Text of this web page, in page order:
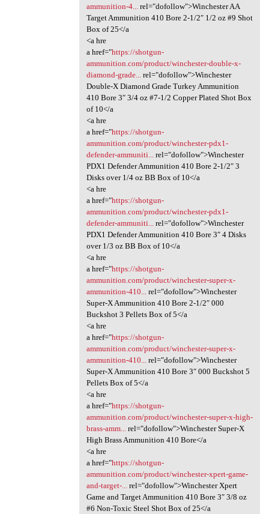
ammunition-4...rel="dofollow">Winchester AA
Target Ammunition 410 Bore 2-1/2″ 1/2 oz #9 Shot
Box of 25</a
<a hre
a href="https://shotgun-
ammunition.com/product/winchester-double-x-
diamond-grade...rel="dofollow">Winchester
Double-X Diamond Grade Turkey Ammunition
410 Bore 3″ 3/4 oz #7-1/2 Copper Plated Shot Box
of 10</a
<a hre
a href="https://shotgun-
ammunition.com/product/winchester-pdx1-
defender-ammuniti...rel="dofollow">Winchester
PDX1 Defender Ammunition 410 Bore 2-1/2″ 3
Disks over 1/4 oz BB Box of 10</a
<a hre
a href="https://shotgun-
ammunition.com/product/winchester-pdx1-
defender-ammuniti...rel="dofollow">Winchester
PDX1 Defender Ammunition 410 Bore 3″ 4 Disks
over 1/3 oz BB Box of 10</a
<a hre
a href="https://shotgun-
ammunition.com/product/winchester-super-x-
ammunition-410...rel="dofollow">Winchester
Super-X Ammunition 410 Bore 2-1/2″ 000
Buckshot 3 Pellets Box of 5</a
<a hre
a href="https://shotgun-
ammunition.com/product/winchester-super-x-
ammunition-410...rel="dofollow">Winchester
Super-X Ammunition 410 Bore 3″ 000 Buckshot 5
Pellets Box of 5</a
<a hre
a href="https://shotgun-
ammunition.com/product/winchester-super-x-high-
brass-amm...rel="dofollow">Winchester Super-X
High Brass Ammunition 410 Bore</a
<a hre
a href="https://shotgun-
ammunition.com/product/winchester-xpert-game-
and-target-...rel="dofollow">Winchester Xpert
Game and Target Ammunition 410 Bore 3″ 3/8 oz
#6 Non-Toxic Steel Shot Box of 25</a